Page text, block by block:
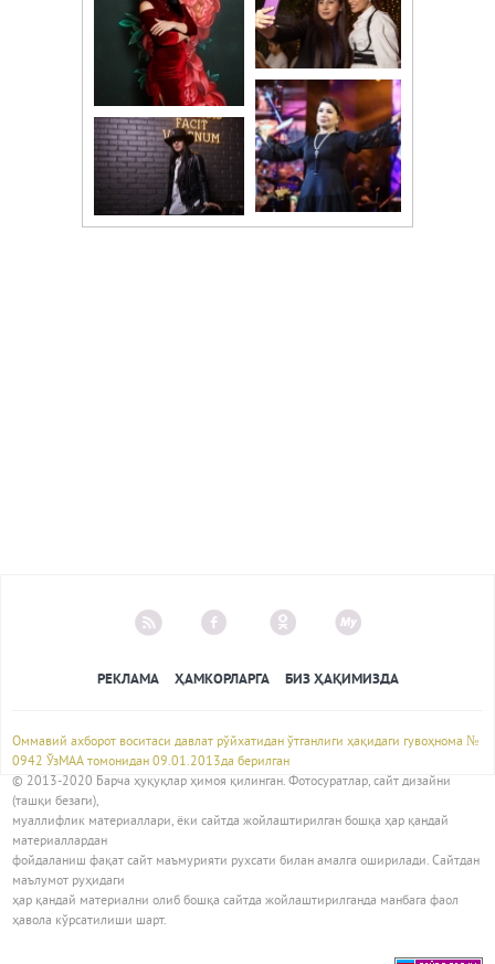
РЕКЛАМА ҲАМКОРЛАРГА БИЗ ҲАҚИМИЗДА
Оммавий ахборот воситаси давлат рўйхатидан ўтганлиги ҳақидаги гувоҳнома №
0942 ЎзМАА томонидан 09.01.2013да берилган
© 2013-2020 Барча ҳуқуқлар ҳимоя қилинган. Фотосуратлар, сайт дизайни
(ташқи безаги),
муаллифлик материаллари, ёки сайтда жойлаштирилган бошқа ҳар қандай
материаллардан
фойдаланиш фақат сайт маъмурияти рухсати билан амалга оширилади. Сайтдан
маълумот руҳидаги
ҳар қандай материални олиб бошқа сайтда жойлаштирилганда манбага фаол
ҳавола кўрсатилиши шарт.